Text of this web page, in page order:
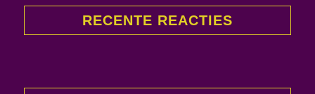
RECENTE REACTIES